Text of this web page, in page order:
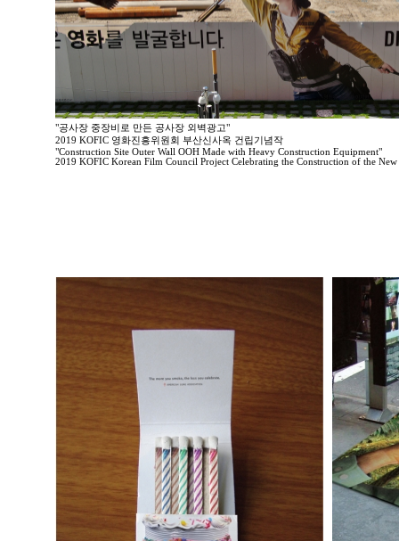
"공사장 중장비로 만든 공사장 외벽광고"
2019 KOFIC 영화진흥위원회 부산신사옥 건립기념작
"Construction Site Outer Wall OOH Made with Heavy Construction Equipment"
2019 KOFIC Korean Film Council Project Celebrating the Construction of the New